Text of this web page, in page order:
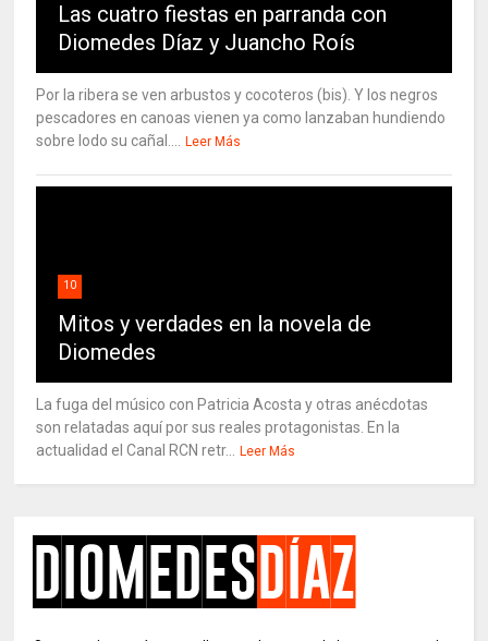
Las cuatro fiestas en parranda con
Diomedes Díaz y Juancho Roís
Por la ribera se ven arbustos y cocoteros (bis). Y los negros
pescadores en canoas vienen ya como lanzaban hundiendo
sobre lodo su cañal.... Leer Más
10
Mitos y verdades en la novela de
Diomedes
La fuga del músico con Patricia Acosta y otras anécdotas
son relatadas aquí por sus reales protagonistas. En la
actualidad el Canal RCN retr... Leer Más